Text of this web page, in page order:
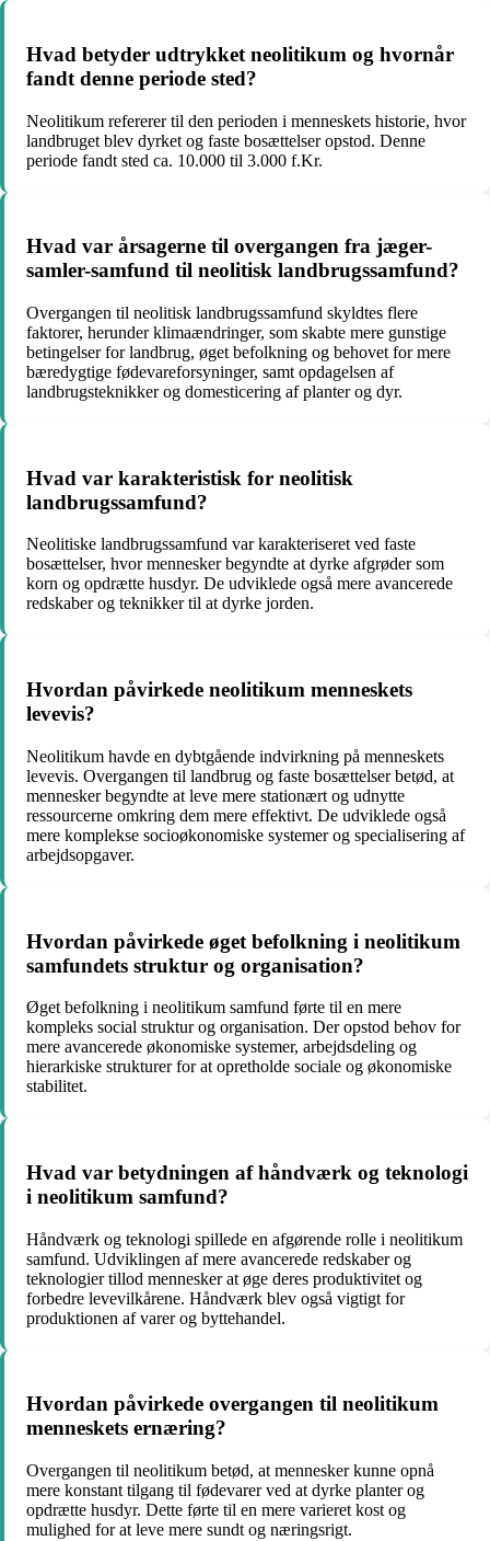
Hvad betyder udtrykket neolitikum og hvornår
fandt denne periode sted?
Neolitikum refererer til den perioden i menneskets historie, hvor
landbruget blev dyrket og faste bosættelser opstod. Denne
periode fandt sted ca. 10.000 til 3.000 f.Kr.
Hvad var årsagerne til overgangen fra jæger-
samler-samfund til neolitisk landbrugssamfund?
Overgangen til neolitisk landbrugssamfund skyldtes flere
faktorer, herunder klimaændringer, som skabte mere gunstige
betingelser for landbrug, øget befolkning og behovet for mere
bæredygtige fødevareforsyninger, samt opdagelsen af
landbrugsteknikker og domesticering af planter og dyr.
Hvad var karakteristisk for neolitisk
landbrugssamfund?
Neolitiske landbrugssamfund var karakteriseret ved faste
bosættelser, hvor mennesker begyndte at dyrke afgrøder som
korn og opdrætte husdyr. De udviklede også mere avancerede
redskaber og teknikker til at dyrke jorden.
Hvordan påvirkede neolitikum menneskets
levevis?
Neolitikum havde en dybtgående indvirkning på menneskets
levevis. Overgangen til landbrug og faste bosættelser betød, at
mennesker begyndte at leve mere stationært og udnytte
ressourcerne omkring dem mere effektivt. De udviklede også
mere komplekse socioøkonomiske systemer og specialisering af
arbejdsopgaver.
Hvordan påvirkede øget befolkning i neolitikum
samfundets struktur og organisation?
Øget befolkning i neolitikum samfund førte til en mere
kompleks social struktur og organisation. Der opstod behov for
mere avancerede økonomiske systemer, arbejdsdeling og
hierarkiske strukturer for at opretholde sociale og økonomiske
stabilitet.
Hvad var betydningen af håndværk og teknologi
i neolitikum samfund?
Håndværk og teknologi spillede en afgørende rolle i neolitikum
samfund. Udviklingen af mere avancerede redskaber og
teknologier tillod mennesker at øge deres produktivitet og
forbedre levevilkårene. Håndværk blev også vigtigt for
produktionen af varer og byttehandel.
Hvordan påvirkede overgangen til neolitikum
menneskets ernæring?
Overgangen til neolitikum betød, at mennesker kunne opnå
mere konstant tilgang til fødevarer ved at dyrke planter og
opdrætte husdyr. Dette førte til en mere varieret kost og
mulighed for at leve mere sundt og næringsrigt.